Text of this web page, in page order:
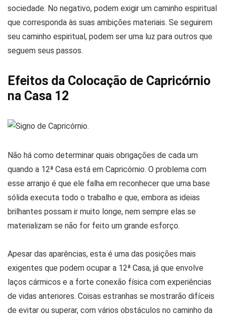
sociedade. No negativo, podem exigir um caminho espiritual
que corresponda às suas ambições materiais. Se seguirem
seu caminho espiritual, podem ser uma luz para outros que
seguem seus passos.
Efeitos da Colocação de Capricórnio
na Casa 12
Não há como determinar quais obrigações de cada um
quando a 12ª Casa está em Capricórnio. O problema com
esse arranjo é que ele falha em reconhecer que uma base
sólida executa todo o trabalho e que, embora as ideias
brilhantes possam ir muito longe, nem sempre elas se
materializam se não for feito um grande esforço.
Apesar das aparências, esta é uma das posições mais
exigentes que podem ocupar a 12ª Casa, já que envolve
laços cármicos e a forte conexão física com experiências
de vidas anteriores. Coisas estranhas se mostrarão difíceis
de evitar ou superar, com vários obstáculos no caminho da